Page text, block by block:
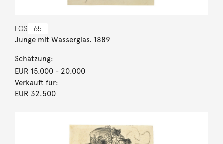
LOS 65
Junge mit Wasserglas. 1889
Schätzung:
EUR 15.000- 20.000
Verkauft für:
EUR 32.500